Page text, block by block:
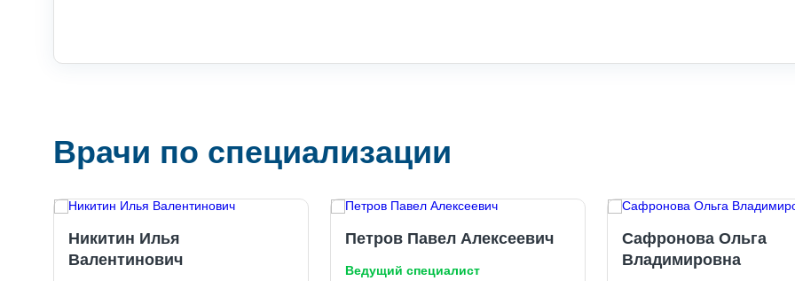
Врачи по специализации
Никитин Илья
Валентинович
Петров Павел Алексеевич
Ведущий специалист
Сафронова Ольга
Владимировна